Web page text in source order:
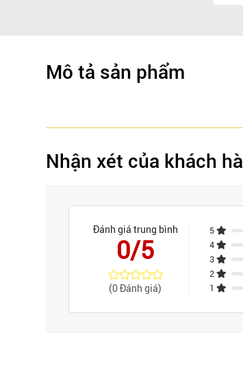
Mô tả sản phẩm
Nhận xét của khách
Đánh giá trung bình
0/5
(0 Đánh giá)
5
4
3
2
1